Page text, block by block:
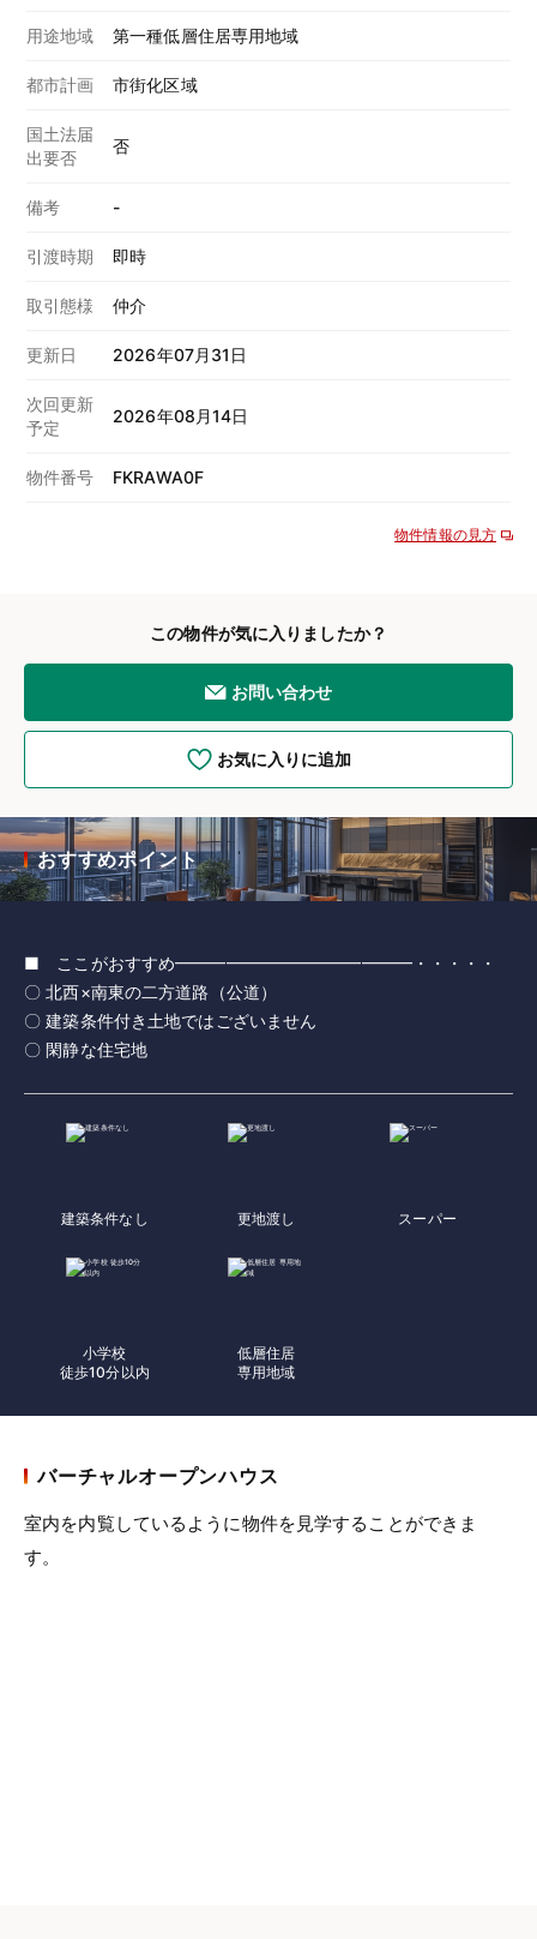
用途地域 第一種低層住居専用地域
都市計画 市街化区域
国土法届
出要否
否
備考 -
引渡時期 即時
取引態様 仲介
更新日 2026年07月31日
次回更新
予定
2026年08月14日
物件番号 FKRAWA0F
物件情報の見方
この物件が気に入りましたか？
お問い合わせ
お気に入りに追加
おすすめポイント
■ ここがおすすめ━━━━━━━━━━━━━━・・・・・
〇 北西×南東の二方道路（公道）
〇 建築条件付き土地ではございません
〇 閑静な住宅地
建築条件なし 更地渡し スーパー
小学校
徒歩10分以内
低層住居
専用地域
バーチャルオープンハウス
室内を内覧しているように物件を見学することができま
す。